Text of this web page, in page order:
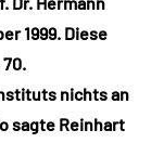
1999. Diese
nichts an
sagte Reinhart